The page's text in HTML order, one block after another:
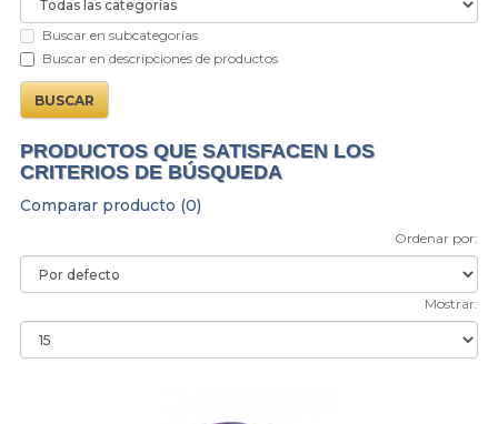
Buscar en subcategorías
Buscar en descripciones de productos
PRODUCTOS QUE SATISFACEN LOS
CRITERIOS DE BÚSQUEDA
Comparar producto (0)
Ordenar por:
Mostrar: